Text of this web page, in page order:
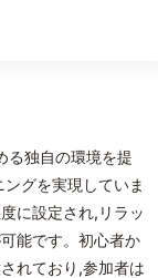
る独自の環境を提
グを実現していま
に設定され,リラッ
能です。初心者か
れており,参加者は